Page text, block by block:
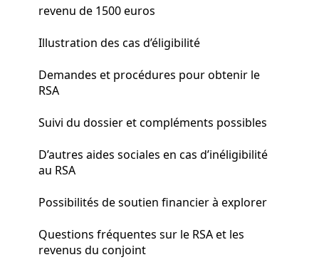
revenu de 1500 euros
Illustration des cas d’éligibilité
Demandes et procédures pour obtenir le
RSA
Suivi du dossier et compléments possibles
D’autres aides sociales en cas d’inéligibilité
au RSA
Possibilités de soutien financier à explorer
Questions fréquentes sur le RSA et les
revenus du conjoint